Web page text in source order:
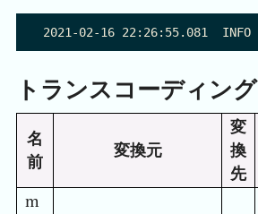
トランスコーディング
名
前
変換元
変
換
先
m